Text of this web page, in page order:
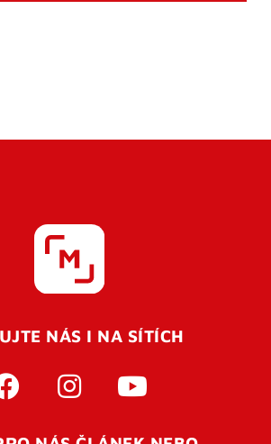
NÁS I NA SÍTÍCH